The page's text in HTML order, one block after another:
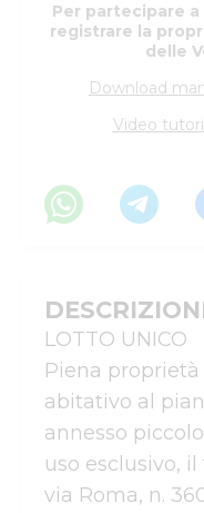
Per partecipare
registrare la
delle
Download
Video
LOTTO UNICO
Piena
abitativo al
annesso
uso esclusivo,
via Roma, n.